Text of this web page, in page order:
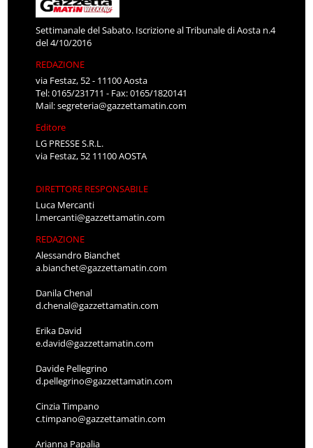
Settimanale del Sabato. Iscrizione al Tribunale di Aosta n.4
del 4/10/2016
REDAZIONE
via Festaz, 52 - 11100 Aosta
Tel: 0165/231711 - Fax: 0165/1820141
Mail:segreteria@gazzettamatin.com
Editore
LG PRESSE S.R.L.
via Festaz, 52 11100 AOSTA
DIRETTORE RESPONSABILE
Luca Mercanti
l.mercanti@gazzettamatin.com
REDAZIONE
Alessandro Bianchet
a.bianchet@gazzettamatin.com
Danila Chenal
d.chenal@gazzettamatin.com
Erika David
e.david@gazzettamatin.com
Davide Pellegrino
d.pellegrino@gazzettamatin.com
Cinzia Timpano
c.timpano@gazzettamatin.com
Arianna Papalia